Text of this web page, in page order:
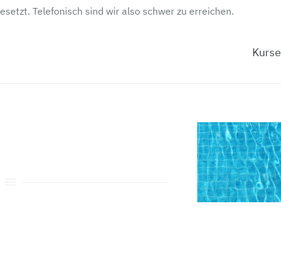
Telefonisch sind wir also schwer zu erreichen.
Kurse